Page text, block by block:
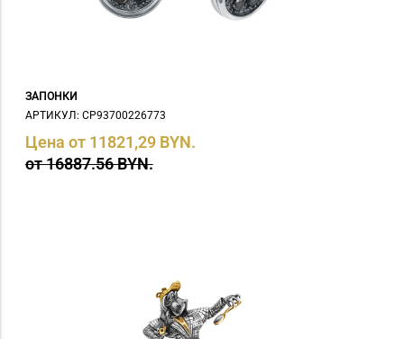
ЗАПОНКИ
АРТИКУЛ: СP93700226773
Цена от 11821,29 BYN.
от 16887.56 BYN.